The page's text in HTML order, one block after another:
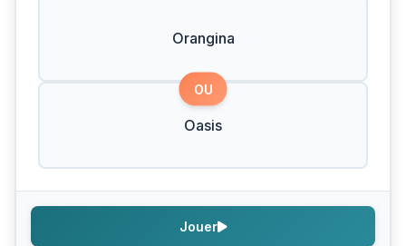
Orangina
OU
Oasis
Jouer